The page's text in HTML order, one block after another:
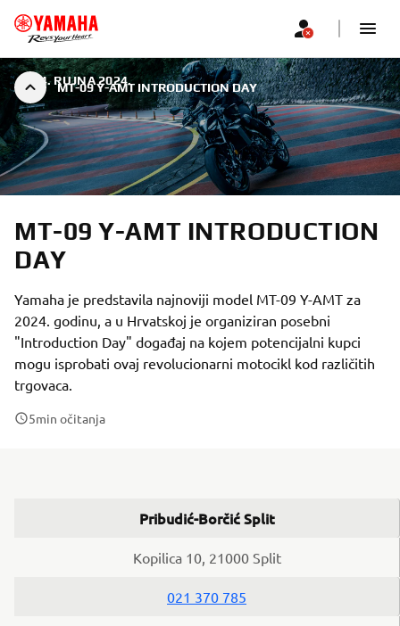
MT-09 Y-AMT INTRODUCTION DAY
24. RUJNA 2024.
MT-09 Y-AMT INTRODUCTION
DAY
Yamaha je predstavila najnoviji model MT-09 Y-AMT za
2024. godinu, a u Hrvatskoj je organiziran posebni
"Introduction Day" događaj na kojem potencijalni kupci
mogu isprobati ovaj revolucionarni motocikl kod različitih
trgovaca.
5min očitanja
Pribudić-Borčić Split
Kopilica 10, 21000 Split
021 370 785